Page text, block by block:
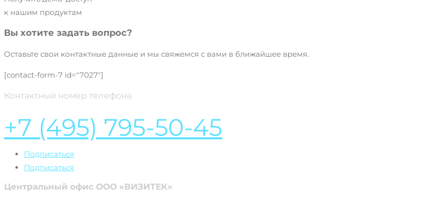
к нашим продуктам
Вы хотите задать вопрос?
Оставьте свои контактные данные и мы свяжемся с вами в ближайшее время.
[contact-form-7 id="7027"]
Контактный номер телефона
+7 (495) 795-50-45
Подписаться
Подписаться
Центральный офис ООО «ВИЗИТЕК»